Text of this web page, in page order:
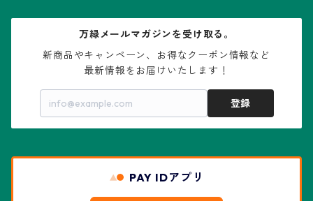
リザード・スキン兜
エキノケレウス属
エキノプシス属
コノフィツム属
センナ属
水石・景石
万緑メールマガジンを受け取る。
新商品やキャンペーン、お得なクーポン情報など
最新情報をお届けいたします！
登録
PAY IDアプリ